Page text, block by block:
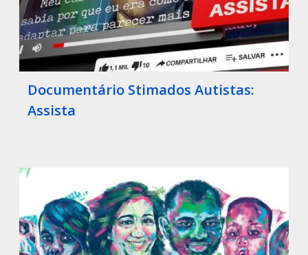
Documentário Stimados Autistas:
Assista